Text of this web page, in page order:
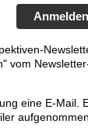
Anmelden
vom
eine E-Mail.